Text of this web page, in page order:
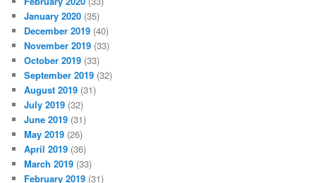
January 2020 (35)
December 2019 (40)
November 2019 (33)
October 2019 (33)
September 2019 (32)
August 2019 (31)
July 2019 (32)
June 2019 (31)
May 2019 (26)
April 2019 (36)
March 2019 (33)
February 2019 (31)